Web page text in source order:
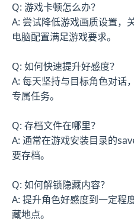
Q: 游戏卡顿怎么办？
A: 尝试降低游戏画质设置，
电脑配置满足游戏要求。
Q: 如何快速提升好感度？
A: 每天坚持与目标角色对话
专属任务。
Q: 存档文件在哪里？
A: 通常在游戏安装目录的
要存档。
Q: 如何解锁隐藏内容？
A: 提升角色好感度到一定程
藏地点。